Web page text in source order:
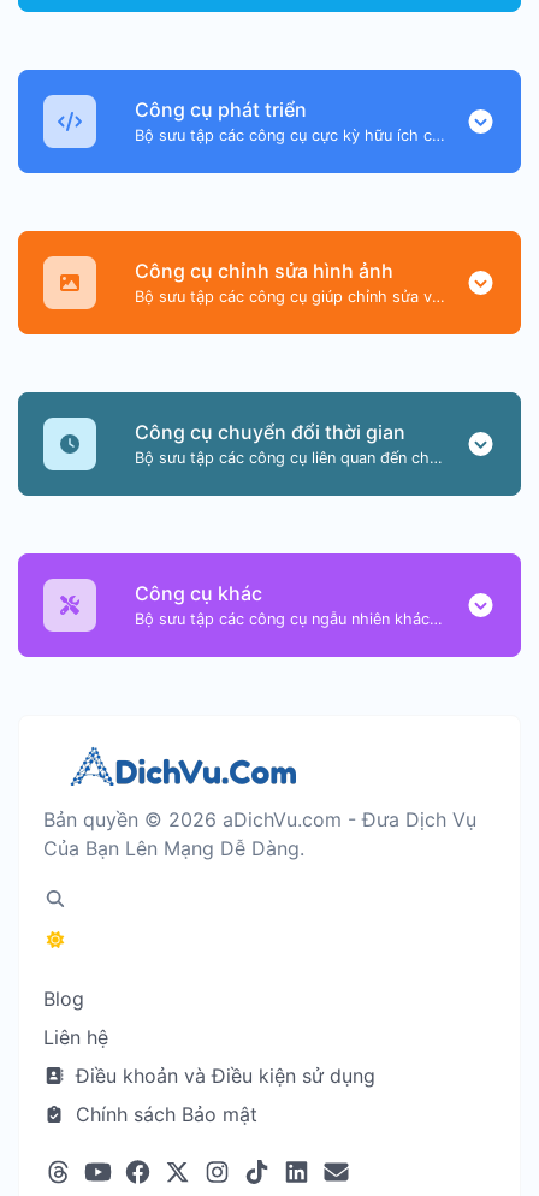
Công cụ phát triển
Bộ sưu tập các công cụ cực kỳ hữu ích chủ yếu dành cho nhà phát triển và không chỉ vậy.
Công cụ chỉnh sửa hình ảnh
Bộ sưu tập các công cụ giúp chỉnh sửa và chuyển đổi tệp hình ảnh.
Công cụ chuyển đổi thời gian
Bộ sưu tập các công cụ liên quan đến chuyển đổi ngày và giờ.
Công cụ khác
Bộ sưu tập các công cụ ngẫu nhiên khác, nhưng tuyệt vời và hữu ích.
Bản quyền © 2026 aDichVu.com - Đưa Dịch Vụ
Của Bạn Lên Mạng Dễ Dàng.
Blog
Liên hệ
Điều khoản và Điều kiện sử dụng
Chính sách Bảo mật